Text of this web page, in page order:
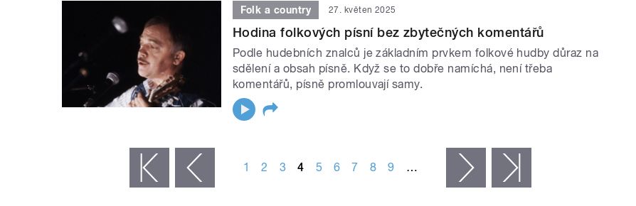
Folk a country 27. květen 2025
Hodina folkových písní bez zbytečných komentářů
Podle hudebních znalců je základním prvkem folkové hudby důraz na
sdělení a obsah písně. Když se to dobře namíchá, není třeba
komentářů, písně promlouvají samy.
‹ předchozí 1 2 3 4 5 6 7 8 9 … následující ›